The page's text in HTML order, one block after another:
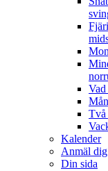
Vad
Två
Kalender
Anmäl
Din sida